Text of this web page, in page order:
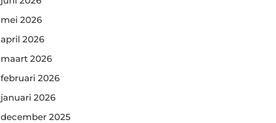
mei 2026
april 2026
maart 2026
februari 2026
januari 2026
december 2025